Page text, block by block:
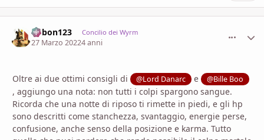
bobon123 Concilio dei Wyrm
27 Marzo 20224 anni
Oltre ai due ottimi consigli di @Lord Danarc e @Bille Boo
, aggiungo una nota: non tutti i colpi spargono sangue.
Ricorda che una notte di riposo ti rimette in piedi, e gli hp
sono descritti come stanchezza, svantaggio, energie perse,
confusione, anche senso della posizione e karma. Tutto